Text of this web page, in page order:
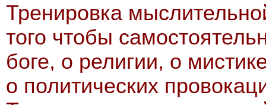
Тренировка
того чтобы
боге, о религии, о
о политических